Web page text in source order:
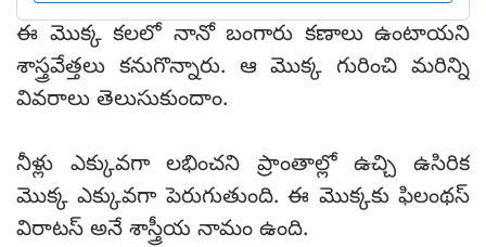
ఈ మొక్క కలలో నానో బంగారు కణాలు ఉంటాయని
శాస్త్రవేత్తలు కనుగొన్నారు. ఆ మొక్క గురించి మరిన్ని
వివరాలు తెలుసుకుందాం.
నీళ్లు ఎక్కువగా లభించని ప్రాంతాల్లో ఉచ్చి ఉసిరిక
మొక్క ఎక్కువగా పెరుగుతుంది. ఈ మొక్కకు ఫిలంథస్
విరాటస్ అనే శాస్త్రీయ నామం ఉంది.